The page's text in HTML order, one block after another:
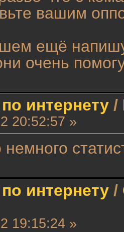
вашим
ещё
очень
интернету/
20:52:57 »
интернету/
19:15:24 »